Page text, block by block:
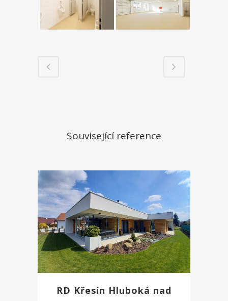
Související reference
RD Křesín Hluboká nad
fungování